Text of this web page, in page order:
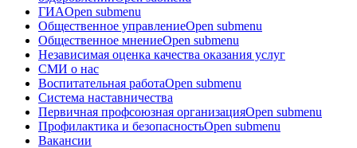
ГИАOpen submenu
Общественное управлениеOpen submenu
Общественное мнениеOpen submenu
Независимая оценка качества оказания услуг
СМИ о нас
Воспитательная работаOpen submenu
Система наставничества
Первичная профсоюзная организацияOpen submenu
Профилактика и безопасностьOpen submenu
Вакансии